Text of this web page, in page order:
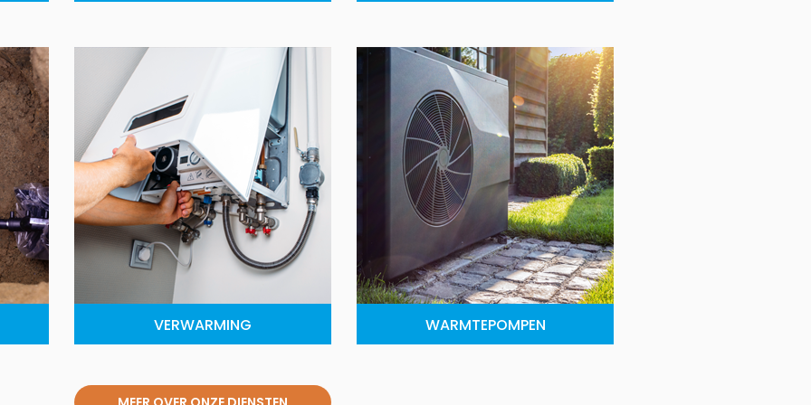
VERWARMING WARMTEPOMPEN